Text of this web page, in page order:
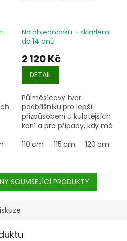
125 cm 130 cm 135 cm
Na objednávku - skladem
do 14 dnů
2 120 Kč
DETAIL
Půlměsícový tvar
podbřišníku pro lepší
přizpůsobení u kulatějších
koní a pro případy, kdy má
dopředu.
110 cm 115 cm 120 cm
SOUVISEJÍCÍ PRODUKTY